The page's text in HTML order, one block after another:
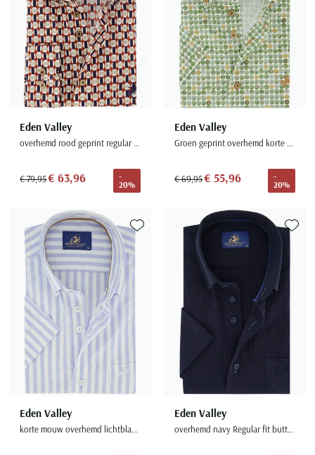
Eden Valley
overhemd rood geprint regular fit button-down
€ 79,95€ 63,96
-
20%
Eden Valley
Groen geprint overhemd korte mouw wijde fit
€ 69,95€ 55,96
-
20%
Eden Valley
korte mouw overhemd lichtblauw gestreept Eden valley
Toevoegen aan favorieten
Eden Valley
overhemd navy Regular fit button-down korte mouw